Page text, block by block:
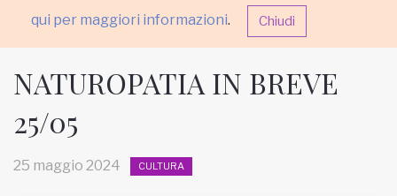
qui per maggiori informazioni. Chiudi
HOME
NATUROPATIA IN BREVE
25/05
25 maggio 2024 CULTURA